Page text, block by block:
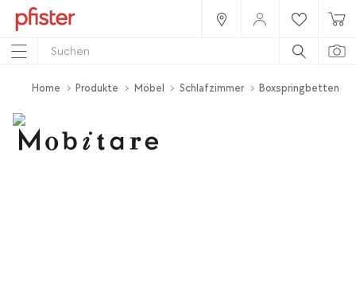
Home Produkte Möbel Schlafzimmer Boxspringbetten